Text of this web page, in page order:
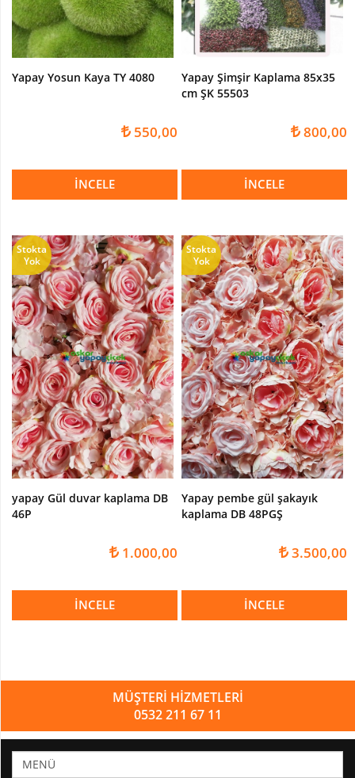
Yapay Yosun Kaya TY 4080
550,00
İNCELE
Yapay Şimşir Kaplama 85x35
cm ŞK 55503
800,00
İNCELE
Stokta
Yok
yapay Gül duvar kaplama DB
46P
1.000,00
İNCELE
Stokta
Yok
Yapay pembe gül şakayık
kaplama DB 48PGŞ
3.500,00
İNCELE
MÜŞTERİ HİZMETLERİ
0532 211 67 11